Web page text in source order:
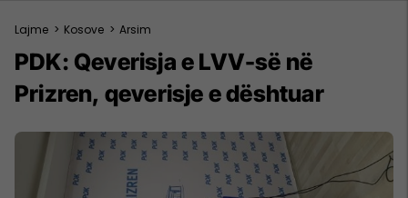
Lajme > Kosove > Arsim
PDK: Qeverisja e LVV-së në
Prizren, qeverisje e dështuar